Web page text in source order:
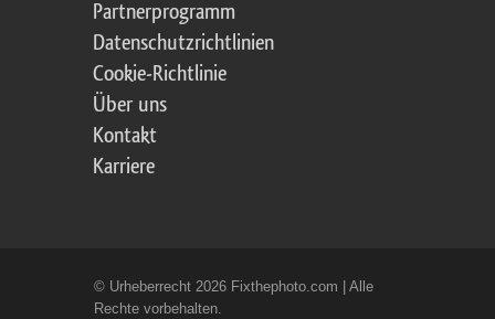
Partnerprogramm
Datenschutzrichtlinien
Cookie-Richtlinie
Über uns
Kontakt
Karriere
© Urheberrecht 2026 Fixthephoto.com | Alle
Rechte vorbehalten.